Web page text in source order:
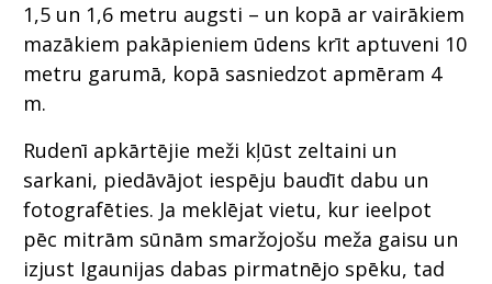
1,5 un 1,6 metru augsti – un kopā ar vairākiem
mazākiem pakāpieniem ūdens krīt aptuveni 10
metru garumā, kopā sasniedzot apmēram 4
m.
Rudenī apkārtējie meži kļūst zeltaini un
sarkani, piedāvājot iespēju baudīt dabu un
fotografēties. Ja meklējat vietu, kur ieelpot
pēc mitrām sūnām smaržojošu meža gaisu un
izjust Igaunijas dabas pirmatnējo spēku, tad